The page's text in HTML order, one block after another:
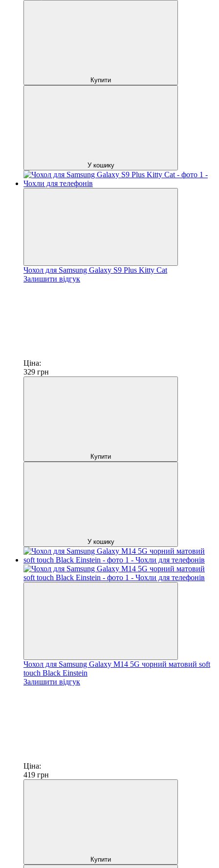
Купити
У кошику
Чохол для Samsung Galaxy S9 Plus Kitty Cat
Залишити відгук
Ціна:
329 грн
Купити
У кошику
Чохол для Samsung Galaxy M14 5G чорний матовий soft
touch Black Einstein
Залишити відгук
Ціна:
419 грн
Купити